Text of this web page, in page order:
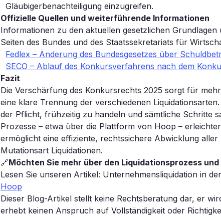
Gläubigerbenachteiligung einzugreifen.
Offizielle Quellen und weiterführende Informationen
Informationen zu den aktuellen gesetzlichen
Seiten des Bundes und des Staatssekretariats für
Fedlex – Änderung des Bundesgesetzes über
SECO – Ablauf des Konkursverfahrens nach dem
Fazit
Die Verschärfung des Konkursrechts 2025 sorgt für
eine klare Trennung der verschiedenen
der Pflicht, frühzeitig zu handeln und sämtliche Schritte
Prozesse – etwa über die Plattform von Hoop –
ermöglicht eine effiziente, rechtssichere Abwicklung
Mutationsart Liquidationen.
🔗Möchten Sie mehr über den Liquidationsprozess
Lesen Sie unseren Artikel: Unternehmensliquidation in
Hoop
Dieser Blog-Artikel stellt keine Rechtsberatung dar, er
erhebt keinen Anspruch auf Vollständigkeit oder